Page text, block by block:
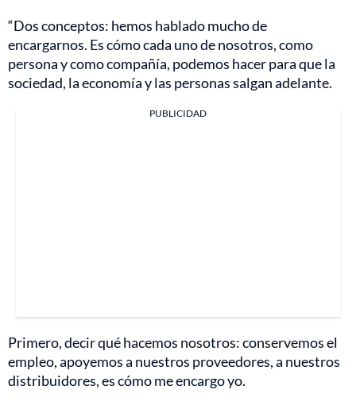
“Dos conceptos: hemos hablado mucho de
encargarnos. Es cómo cada uno de nosotros, como
persona y como compañía, podemos hacer para que la
sociedad, la economía y las personas salgan adelante.
PUBLICIDAD
Primero, decir qué hacemos nosotros: conservemos el
empleo, apoyemos a nuestros proveedores, a nuestros
distribuidores, es cómo me encargo yo.